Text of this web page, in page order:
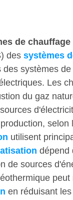
de chauffage
des systèmes
systèmes
Les
du gaz
selon
utilisent
dépend
de sources
en réduisant